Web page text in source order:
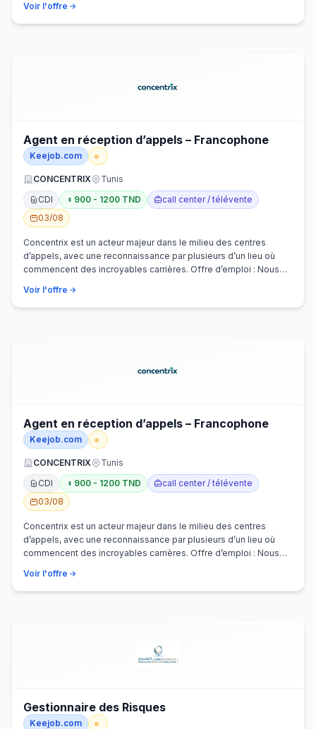
Voir l'offre
Agent en réception d’appels – Francophone
Keejob.com
CONCENTRIX
Tunis
CDI
900 - 1200 TND
call center / télévente
03/08
Concentrix est un acteur majeur dans le milieu des centres
d’appels, avec une reconnaissance par plusieurs d’un lieu où
commencent des incroyables carrières. Offre d’emploi : Nous
Voir l'offre
Agent en réception d’appels – Francophone
Keejob.com
CONCENTRIX
Tunis
CDI
900 - 1200 TND
call center / télévente
03/08
Concentrix est un acteur majeur dans le milieu des centres
d’appels, avec une reconnaissance par plusieurs d’un lieu où
commencent des incroyables carrières. Offre d’emploi : Nous
Voir l'offre
Gestionnaire des Risques
Keejob.com